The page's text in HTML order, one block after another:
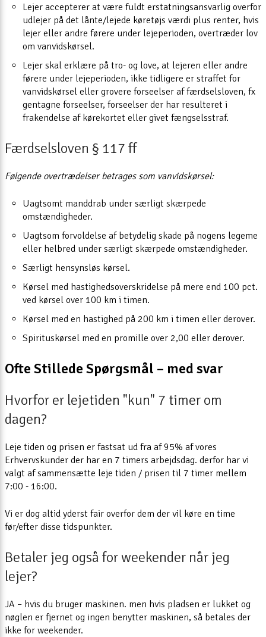
Lejer accepterer at være fuldt erstatningsansvarlig overfor
udlejer på det lånte/lejede køretøjs værdi plus renter, hvis
lejer eller andre førere under lejeperioden, overtræder lov
om vanvidskørsel.
Lejer skal erklære på tro- og love, at lejeren eller andre
førere under lejeperioden, ikke tidligere er straffet for
vanvidskørsel eller grovere forseelser af færdselsloven, fx
gentagne forseelser, forseelser der har resulteret i
frakendelse af kørekortet eller givet fængselsstraf.
Færdselsloven § 117 ff
Følgende overtrædelser betrages som vanvidskørsel:
Uagtsomt manddrab under særligt skærpede
omstændigheder.
Uagtsom forvoldelse af betydelig skade på nogens legeme
eller helbred under særligt skærpede omstændigheder.
Særligt hensynsløs kørsel.
Kørsel med hastighedsoverskridelse på mere end 100 pct.
ved kørsel over 100 km i timen.
Kørsel med en hastighed på 200 km i timen eller derover.
Spirituskørsel med en promille over 2,00 eller derover.
Ofte Stillede Spørgsmål – med svar
Hvorfor er lejetiden "kun" 7 timer om
dagen?
Leje tiden og prisen er fastsat ud fra af 95% af vores
Erhvervskunder der har en 7 timers arbejdsdag. derfor har vi
valgt af sammensætte leje tiden / prisen til 7 timer mellem
7:00 - 16:00.
Vi er dog altid yderst fair overfor dem der vil køre en time
før/efter disse tidspunkter.
Betaler jeg også for weekender når jeg
lejer?
JA – hvis du bruger maskinen. men hvis pladsen er lukket og
nøglen er fjernet og ingen benytter maskinen, så betales der
ikke for weekender.